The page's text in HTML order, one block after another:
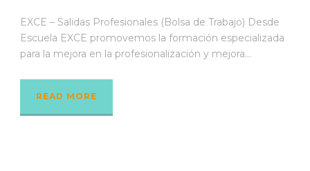
EXCE – Salidas Profesionales (Bolsa de Trabajo) Desde
Escuela EXCE promovemos la formación especializada
para la mejora en la profesionalización y mejora...
READ MORE